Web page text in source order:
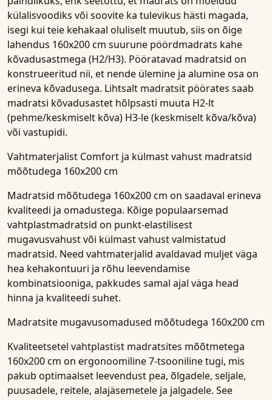
külalisvoodiks või soovite ka tulevikus hästi magada,
isegi kui teie kehakaal oluliselt muutub, siis on õige
lahendus 160x200 cm suurune pöördmadrats kahe
kõvadusastmega (H2/H3). Pööratavad madratsid on
konstrueeritud nii, et nende ülemine ja alumine osa on
erineva kõvadusega. Lihtsalt madratsit pöörates saab
madratsi kõvadusastet hõlpsasti muuta H2-lt
(pehme/keskmiselt kõva) H3-le (keskmiselt kõva/kõva)
või vastupidi.
Vahtmaterjalist Comfort ja külmast vahust madratsid
mõõtudega 160x200 cm
Madratsid mõõtudega 160x200 cm on saadaval erineva
kvaliteedi ja omadustega. Kõige populaarsemad
vahtplastmadratsid on punkt-elastilisest
mugavusvahust või külmast vahust valmistatud
madratsid. Need vahtmaterjalid avaldavad muljet väga
hea kehakontuuri ja rõhu leevendamise
kombinatsiooniga, pakkudes samal ajal väga head
hinna ja kvaliteedi suhet.
Madratsite mugavusomadused mõõtudega 160x200 cm
Kvaliteetsetel vahtplastist madratsites mõõtmetega
160x200 cm on ergonoomiline 7-tsooniline tugi, mis
pakub optimaalset leevendust pea, õlgadele, seljale,
puusadele, reitele, alajäsemetele ja jalgadele. See